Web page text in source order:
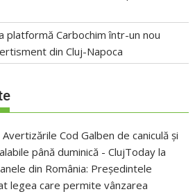
platformă Carbochim într-un nou
din Cluj-Napoca
Cod Galben de caniculă și
până duminică - ClujToday la
din România: Președintele
legea care permite vânzarea